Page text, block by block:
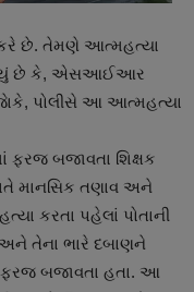
કરે છે. તેમણે આત્મહત્યા
છે કે, એસઆઈઆર
પોલીસે આ આત્મહત્યા
ફરજ બજાવતા શિક્ષક
માનસિક તણાવ અને
કરતા પહેલાં પોતાની
અને તેના ભારે દબાણને
ફરજ બજાવતા હતા. આ